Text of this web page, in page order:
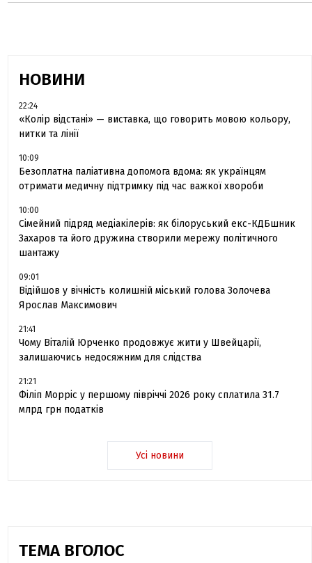
НОВИНИ
22:24
«Колір відстані» — виставка, що говорить мовою кольору,
нитки та лінії
10:09
Безоплатна паліативна допомога вдома: як українцям
отримати медичну підтримку під час важкої хвороби
10:00
Сімейний підряд медіакілерів: як білоруський екс-КДБшник
Захаров та його дружина створили мережу політичного
шантажу
09:01
Відійшов у вічність колишній міський голова Золочева
Ярослав Максимович
21:41
Чому Віталій Юрченко продовжує жити у Швейцарії,
залишаючись недосяжним для слідства
21:21
Філіп Морріс у першому півріччі 2026 року сплатила 31.7
млрд грн податків
Усі новини
ТЕМА ВГОЛОС